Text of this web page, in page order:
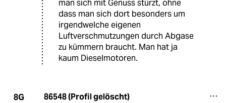
man sich mit Genuss stürzt, ohne
dass man sich dort besonders um
irgendwelche eigenen
Luftverschmutzungen durch Abgase
zu kümmern braucht. Man hat ja
kaum Dieselmotoren.
8G 86548 (Profil gelöscht)